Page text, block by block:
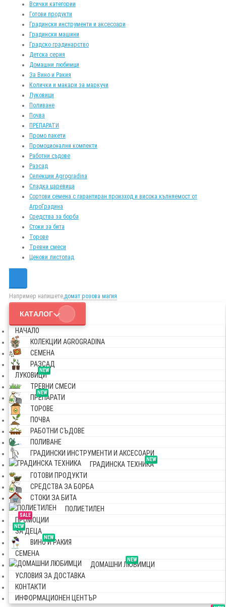
Всички категории
Готови продукти
Градински инструменти и аксесоари
Градински машини
Градско градинарство
Детска серия
Домашни любимци
За Вино и Ракия
Колички и макари за маркучи
Луковици
Поливане
Почва
ПРЕПАРАТИ
Промо пакети
Промоционални компекти
Работни съдове
Разсад
Селекции Agrogradina
Сладка царевица
Сортови семена с гарантиран произход и висока кълняемост от
АгроГрадина
Средства за борба
Стоки за бита
Торове
Тревни смеси
Ценови листопад
Например напишете,домат розова магия
КАТАЛОГ
НАЧАЛО
КОЛЕКЦИИ AGROGRADINA
СЕМЕНА
РАЗСАД
NEW
ЛУКОВИЦИ
ТРЕВНИ СМЕСИ
NEW
ПРЕПАРАТИ
ТОРОВЕ
ПОЧВА
РАБОТНИ СЪДОВЕ
ПОЛИВАНЕ
ГРАДИНСКИ ИНСТРУМЕНТИ И АКСЕСОАРИ
NEW
ГРАДИНСКА ТЕХНИКА
ГОТОВИ ПРОДУКТИ
СРЕДСТВА ЗА БОРБА
СТОКИ ЗА БИТА
ПОЛИЕТИЛЕН
SALE
ПРОМОЦИИ
NEW
ЗА ДЕЦА
NEW
ВИНО И РАКИЯ
СЕМЕНА
NEW
ДОМАШНИ ЛЮБИМЦИ
УСЛОВИЯ ЗА ДОСТАВКА
КОНТАКТИ
ИНФОРМАЦИОНЕН ЦЕНТЪР